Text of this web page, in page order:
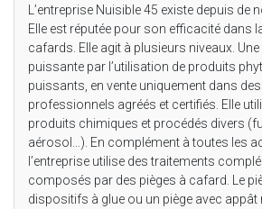
L’entreprise Nuisible 45 existe depuis de
Elle est réputée pour son efficacité dans
cafards. Elle agit à plusieurs niveaux.
puissante par l’utilisation de produits
puissants, en vente uniquement dans
professionnels agréés et certifiés. Elle
produits chimiques et procédés divers
aérosol…). En complément à toutes les
l’entreprise utilise des traitements
composés par des pièges à cafard. Le
dispositifs à glue ou un piège avec appât